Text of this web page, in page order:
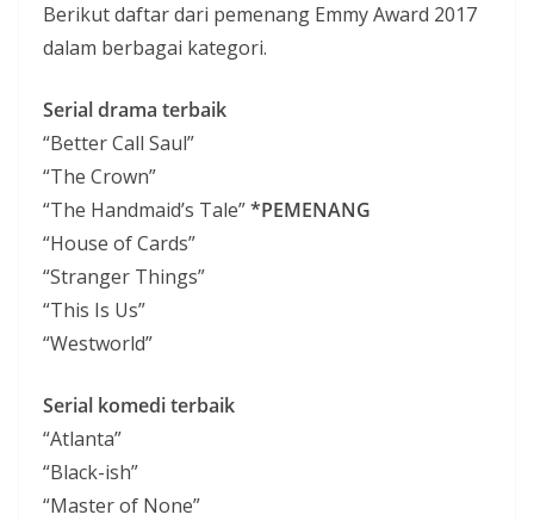
Berikut daftar dari pemenang Emmy Award 2017
dalam berbagai kategori.
Serial drama terbaik
“Better Call Saul”
“The Crown”
“The Handmaid’s Tale”*PEMENANG
“House of Cards”
“Stranger Things”
“This Is Us”
“Westworld”
Serial komedi terbaik
“Atlanta”
“Black-ish”
“Master of None”